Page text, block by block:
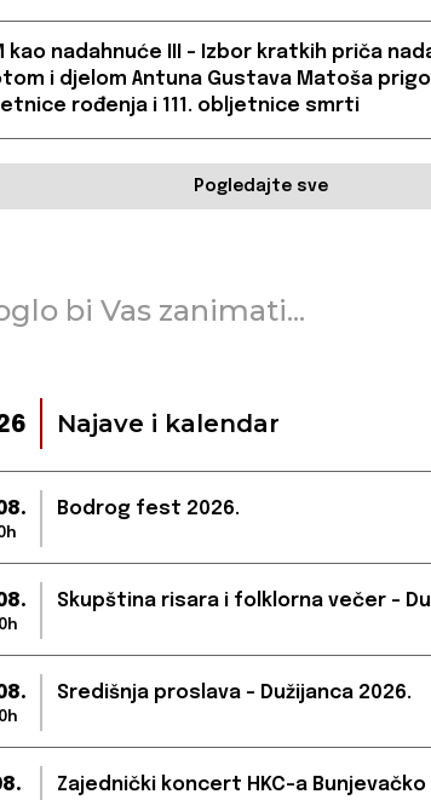
kao nadahnuće III – Izbor kratkih priča
i djelom Antuna Gustava Matoša
rođenja i 111. obljetnice smrti
Pogledajte sve
bi Vas zanimati...
Najave i kalendar
Bodrog fest 2026.
Skupština risara i folklorna večer –
Središnja proslava – Dužijanca 2026.
Zajednički koncert HKC-a Bunjevačko